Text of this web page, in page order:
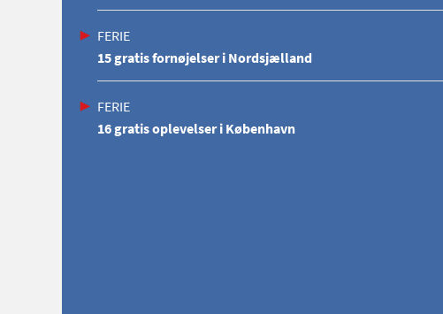
FERIE
15 gratis fornøjelser i Nordsjælland
FERIE
16 gratis oplevelser i København